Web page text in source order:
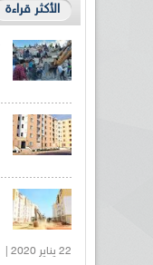
الأكثر قراءة
22 يناير 2020 |